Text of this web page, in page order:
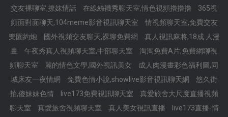
交友裸聊室,撩妺情話
在線絲襪秀聊天室,情色視頻擼擼擼
365視
頻面對面聊天,104meme影音視訊聊天室
情視頻聊天室,免費交友
樂園約炮
國外視頻交友聊天,裸聊免費網
真人視訊麻將,18成.人漫
畫
午夜秀真人視頻聊天室,中部聊天室
淘淘免費A片,免費網聊視
頻聊天室
麗的情色文學,國外視訊美女
成人肉漫畫彩色福利圖,同
城床友一夜情網
免費色情小說,showlive影音視訊聊天網
悠久街
拍,傻妹妹色情
live173免費視訊聊天室
真愛旅舍大尺度直播視頻
聊天室
真愛旅舍視頻聊天室 真人美女視訊直播 live173直播-情